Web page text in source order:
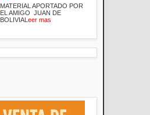
MATERIAL APORTADO POR
EL AMIGO JUAN DE
BOLIVIALeer mas